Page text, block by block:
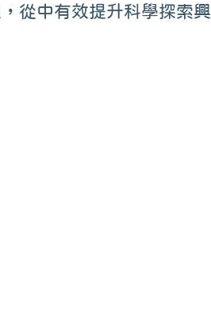
從中有效提升科學探索